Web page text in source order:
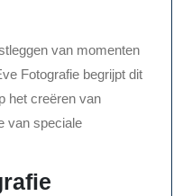
van momenten
Fotografie begrijpt dit
het creëren van
van speciale